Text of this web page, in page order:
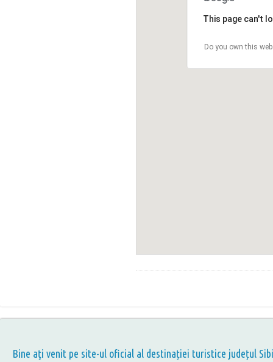
This page can't
Do you own this
Bine aţi venit pe site-ul oficial al destinației turistice județul